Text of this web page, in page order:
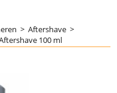
> Aftershave >
100 ml